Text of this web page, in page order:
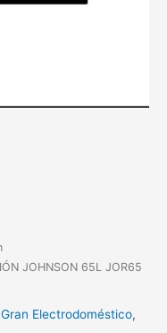
JOHNSON 65L JOR65
Gran Electrodoméstico,